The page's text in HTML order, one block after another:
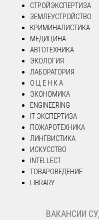
СТРОЙЭКСПЕРТИЗА
ЗЕМЛЕУСТРОЙСТВО
КРИМИНАЛИСТИКА
МЕДИЦИНА
АВТОТЕХНИКА
ЭКОЛОГИЯ
ЛАБОРАТОРИЯ
О Ц Е Н К А
ЭКОНОМИКА
ENGINEERING
IT ЭКСПЕРТИЗА
ПОЖАРОТЕХНИКА
ЛИНГВИСТИКА
ИСКУССТВО
INTELLECT
ТОВАРОВЕДЕНИЕ
LIBRARY
ВАКАНСИИ